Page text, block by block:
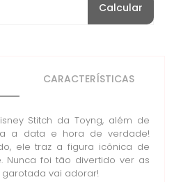
Calcular
CARACTERÍSTICAS
Stitch da Toyng, além de
a data e hora de verdade!
ele traz a figura icônica de
Nunca foi tão divertido ver as
vai adorar!